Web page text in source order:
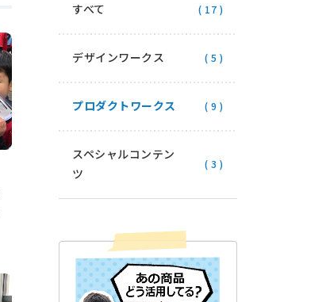
すべて ( 17 )
デザインワークス ( 5 )
プロダクトワークス ( 9 )
スペシャルコンテン
ツ
( 3 )